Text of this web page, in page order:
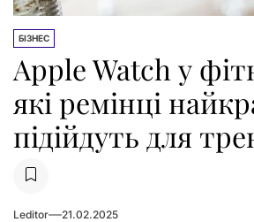
БІЗНЕС
Apple Watch у
які ремінці
підійдуть для
Leditor 21.02.2025